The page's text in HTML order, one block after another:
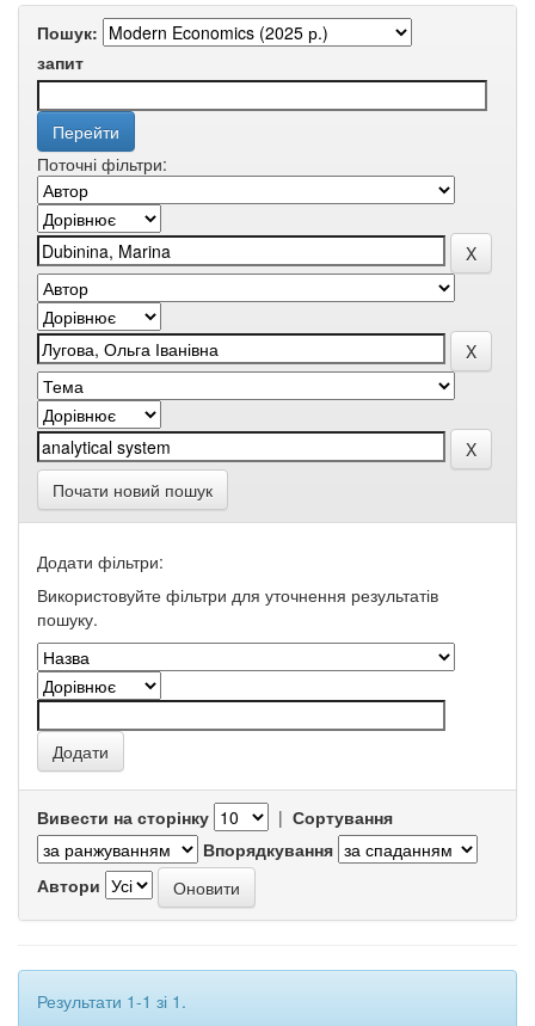
Пошук:
запит
Поточні фільтри:
Почати новий пошук
Додати фільтри:
Використовуйте фільтри для уточнення результатів
пошуку.
Вивести на сторінку | Сортування
Впорядкування
Автори
Результати 1-1 зі 1.